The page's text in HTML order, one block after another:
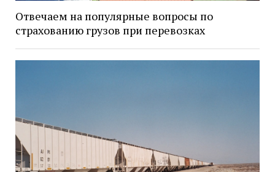
Отвечаем на популярные вопросы по
страхованию грузов при перевозках